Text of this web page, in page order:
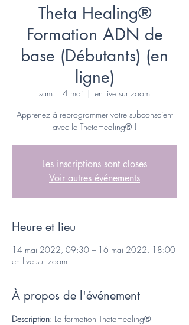
Theta Healing®
Formation ADN de
base (Débutants) (en
ligne)
sam. 14 mai
  |
en live sur zoom
Apprenez à reprogrammer votre subconscient
avec le ThetaHealing® !
Les inscriptions sont closes
Voir autres événements
Heure et lieu
14 mai 2022, 09:30 – 16 mai 2022, 18:00
en live sur zoom
À propos de l'événement
Description: La formation ThetaHealing®